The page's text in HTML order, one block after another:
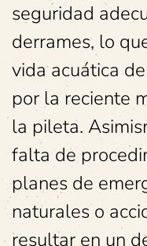
seguridad
derrames, lo
vida acuática
por la reciente
la pileta.
falta de
planes de
naturales o
resultar en un